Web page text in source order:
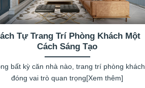
Tự Trang Trí Phòng Khách Một
Cách Sáng Tạo
bất kỳ căn nhà nào, trang trí phòng khách
đóng vai trò quan trọng[Xem thêm]